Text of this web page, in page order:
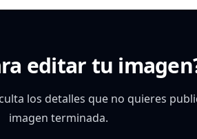
editar tu
los detalles que no quieres
imagen terminada.